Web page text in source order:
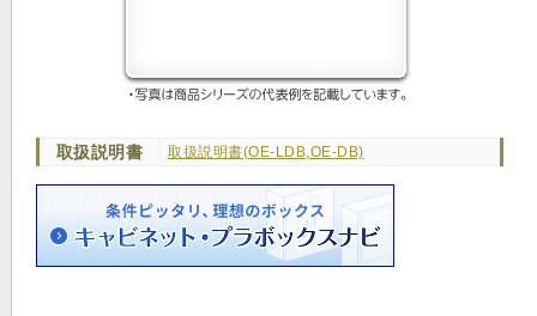
取扱説明書 取扱説明書(OE-LDB,OE-DB)